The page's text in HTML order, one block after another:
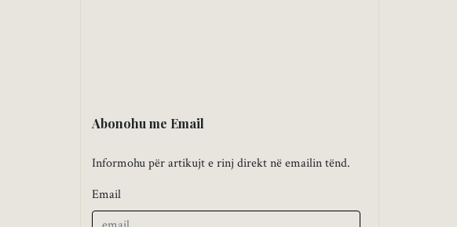
Abonohu me Email
Informohu për artikujt e rinj direkt në emailin tënd.
Email